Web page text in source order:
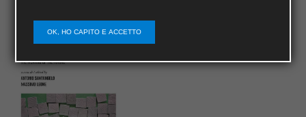
OK, HO CAPITO E ACCETTO